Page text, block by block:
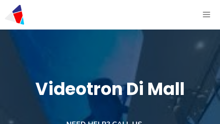
Videotron Di Mall